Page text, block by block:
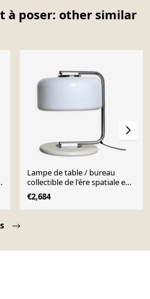
à poser: other similar
Lampe de table / bureau
collectible de l'ère spatiale en
acier et plexiglas Voghera par
Zonca
€2,684